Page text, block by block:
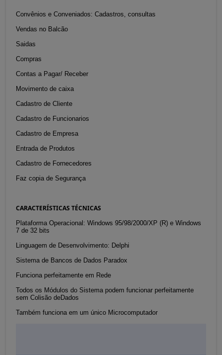
Convênios e Conveniados: Cadastros, consultas
Vendas no Balcão
Saidas
Compras
Contas a Pagar/ Receber
Movimento de caixa
Cadastro de Cliente
Cadastro de Funcionarios
Cadastro de Empresa
Entrada de Produtos
Cadastro de Fornecedores
Faz copia de Segurança
CARACTERÍSTICAS TÉCNICAS
Plataforma Operacional: Windows 95/98/2000/XP (R) e Windows
7 de 32 bits
Linguagem de Desenvolvimento: Delphi
Sistema de Bancos de Dados Paradox
Funciona perfeitamente em Rede
Todos os Módulos do Sistema podem funcionar perfeitamente
sem Colisão deDados
Também funciona em um único Microcomputador